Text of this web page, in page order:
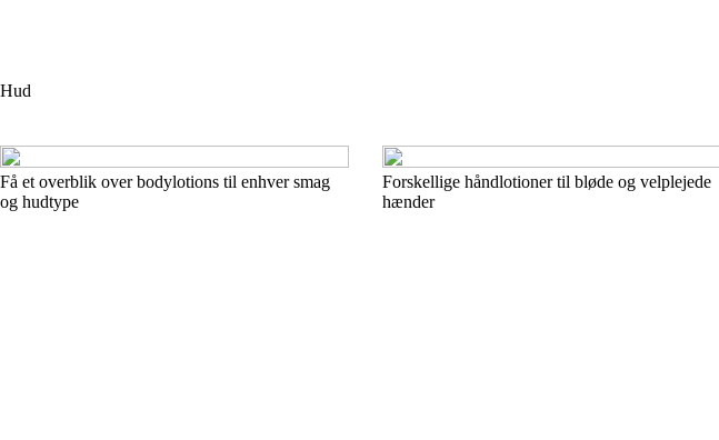
Hud
Få et overblik over bodylotions til enhver smag
og hudtype
Forskellige håndlotioner til bløde og velplejede
hænder